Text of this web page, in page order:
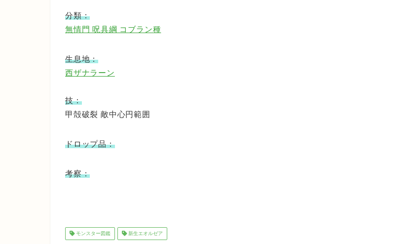
分類：
無情門 呪具綱 コブラン種
生息地：
西ザナラーン
技：
甲殻破裂 敵中心円範囲
ドロップ品：
考察：
モンスター図鑑 新生エオルゼア